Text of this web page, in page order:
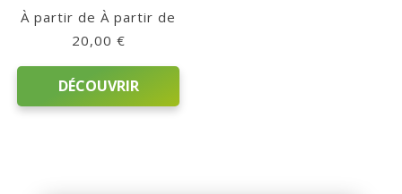
La
Boutique
À partir de
20,00 €
DÉCOUVRIR